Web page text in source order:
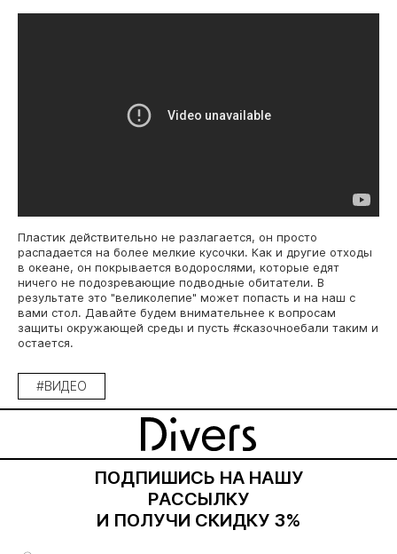
Пластик действительно не разлагается, он просто
распадается на более мелкие кусочки. Как и другие отходы
в океане, он покрывается водорослями, которые едят
ничего не подозревающие подводные обитатели. В
результате это "великолепие" может попасть и на наш с
вами стол. Давайте будем внимательнее к вопросам
защиты окружающей среды и пусть #сказочноебали таким и
остается.
#ВИДЕО
ПОДПИШИСЬ НА НАШУ
РАССЫЛКУ
И ПОЛУЧИ СКИДКУ 3%